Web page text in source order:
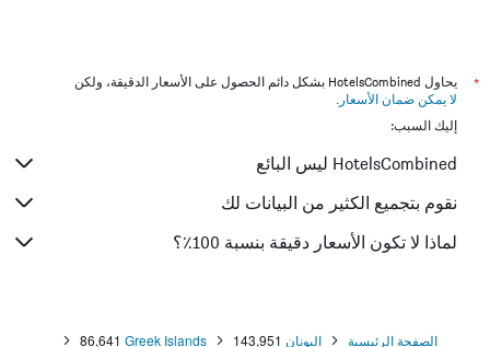
*
يحاول HotelsCombined بشكل دائم الحصول على الأسعار الدقيقة، ولكن
لا يمكن ضمان الأسعار .
إليك السبب:
HotelsCombined ليس البائع
نقوم بتجميع الكثير من البيانات لك
لماذا لا تكون الأسعار دقيقة بنسبة 100٪؟
الصفحة الرئيسية اليونان 143,951
Greek Islands
86,641